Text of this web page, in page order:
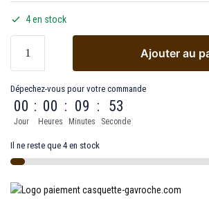
4 en stock
Ajouter au
Dépechez-vous pour votre commande
00
Jour
: 00
Heures
: 09
Minutes
: 53
Seconde
Il ne reste que 4 en stock